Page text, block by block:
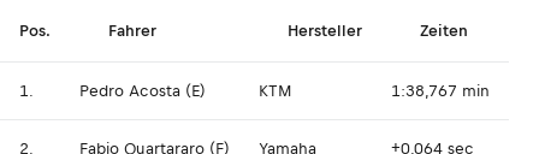
Pos. Fahrer Hersteller Zeiten
1. Pedro Acosta (E) KTM 1:38,767 min
2. Fabio Quartararo (F) Yamaha +0,064 sec